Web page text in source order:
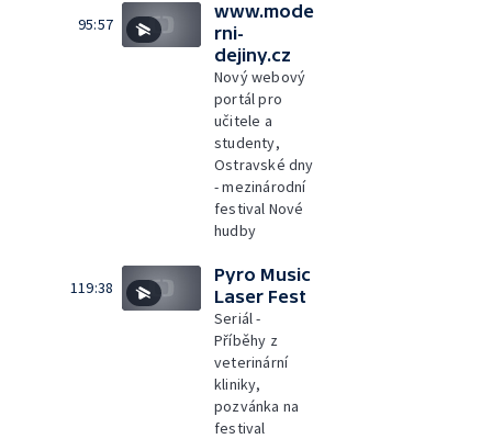
95:57
www.mode
rni-
dejiny.cz
Nový webový
portál pro
učitele a
studenty,
Ostravské dny
- mezinárodní
festival Nové
hudby
119:38
Pyro Music
Laser Fest
Seriál -
Příběhy z
veterinární
kliniky,
pozvánka na
festival